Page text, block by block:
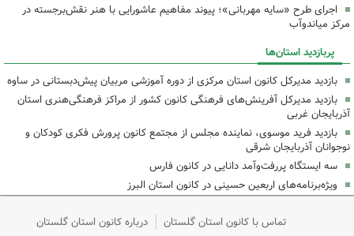
اجرای طرح «سایه مهربانی»؛ پیوند مفاهیم عاشورایی با هنر نقش‌برجسته در
مرکز میاندوآب
پربازدید استان‌ها
بازدید مدیرکل کانون استان مرکزی از دوره آموزشی مربیان پیش‌دبستانی در ساوه
بازدید مدیرکل آفرینش‌های فرهنگی کانون کشور از مراکز فرهنگی‌هنری استان
آذربایجان غربی
بازدید فرید موسوی، نماینده مجلس از مجتمع کانون پرورش فکری کودکان و
نوجوانان آذربایجان شرقی
سه ایستگاه پررفت‌وآمد دانایی در کانون فارس
ویژه‌برنامه‌های اربعین حسینی در کانون استان البرز
تماس با کانون استان گلستان درباره کانون استان گلستان